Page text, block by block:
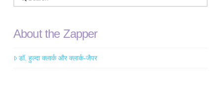
About the Zapper
डॉ. हुल्दा क्लार्क और क्लार्क-जैपर